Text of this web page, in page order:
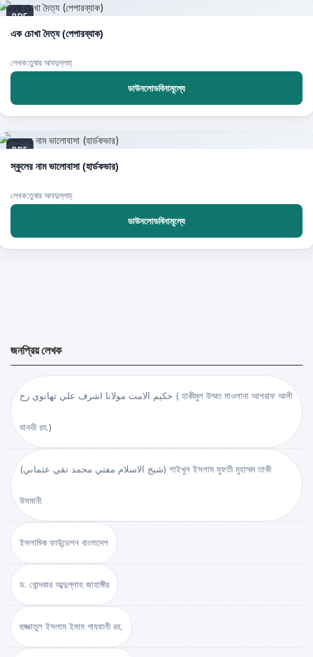
PDF
এক চোখা দৈত্য (পেপারব্যাক)
লেখক:তুষার আবদুল্লাহ্
ডাউনলোডবিনামূল্যে
PDF
স্কুলের নাম ভালোবাসা (হার্ডকভার)
লেখক:তুষার আবদুল্লাহ্
ডাউনলোডবিনামূল্যে
জনপ্রিয় লেখক
حكيم الامت مولانا اشرف علي تهانوي رح ( হাকীমুল উম্মত মাওলানা আশরাফ আলী
থানভী রহ.)
(شيخ الاسلام مفتي محمد تقي عثماني) শাইখুল ইসলাম মুফতী মুহাম্মদ তাকী
উসমানী
ইসলামিক ফাউন্ডেশন বাংলাদেশ
ড. খোন্দকার আব্দুল্লাহ জাহাঙ্গীর
হুজ্জাতুল ইসলাম ইমাম গাযযালী রহ.